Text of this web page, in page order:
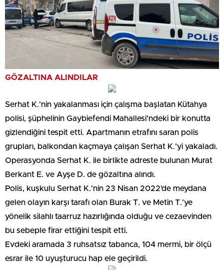
GÖZALTINA ALINDILAR
Serhat K.’nin yakalanması için çalışma başlatan Kütahya
polisi, şüphelinin Gaybiefendi Mahallesi’ndeki bir konutta
gizlendiğini tespit etti. Apartmanın etrafını saran polis
grupları, balkondan kaçmaya çalışan Serhat K.’yi yakaladı.
Operasyonda Serhat K. ile birlikte adreste bulunan Murat
Berkant E. ve Ayşe D. de gözaltına alındı.
Polis, kuşkulu Serhat K.’nin 23 Nisan 2022’de meydana
gelen olayın karşı tarafı olan Burak T. ve Metin T.’ye
yönelik silahlı taarruz hazırlığında olduğu ve cezaevinden
bu sebeple firar ettiğini tespit etti.
Evdeki aramada 3 ruhsatsız tabanca, 104 mermi, bir ölçü
esrar ile 10 uyuşturucu hap ele geçirildi.